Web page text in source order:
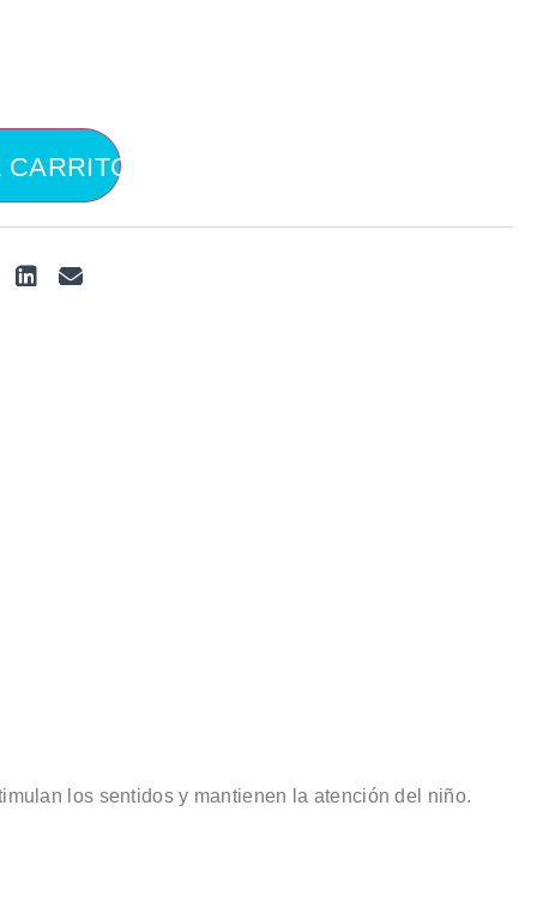
los sentidos y mantienen la atención del niño.